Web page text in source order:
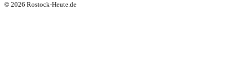
© 2026 Rostock-Heute.de